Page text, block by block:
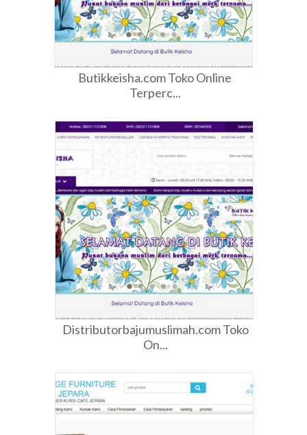
Butikkeisha.com Toko Online
Terperc...
Distributorbajumuslimah.com Toko
On...